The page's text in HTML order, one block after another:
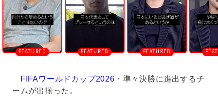
FIFAワールドカップ2026 ・準々決勝に進出するチ
ームが出揃った。